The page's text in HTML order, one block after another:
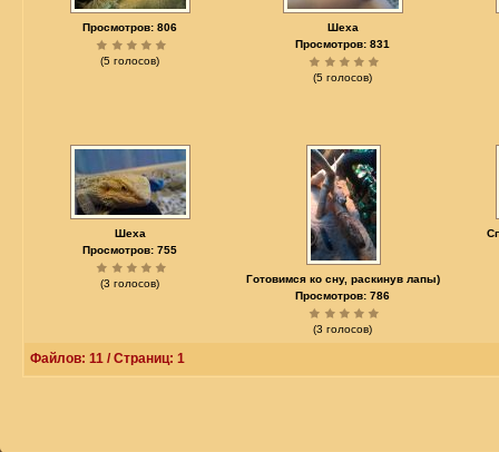
Просмотров: 806
(5 голосов)
Шеха
Просмотров: 831
(5 голосов)
Шеха
Просмотров: 755
(3 голосов)
Готовимся ко сну, раскинув лапы)
Просмотров: 786
(3 голосов)
Файлов: 11 / Страниц: 1